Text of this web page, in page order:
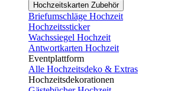
Hochzeitskarten Zubehör
Briefumschläge Hochzeit
Hochzeitssticker
Wachssiegel Hochzeit
Antwortkarten Hochzeit
Eventplattform
Alle Hochzeitsdeko & Extras
Hochzeitsdekorationen